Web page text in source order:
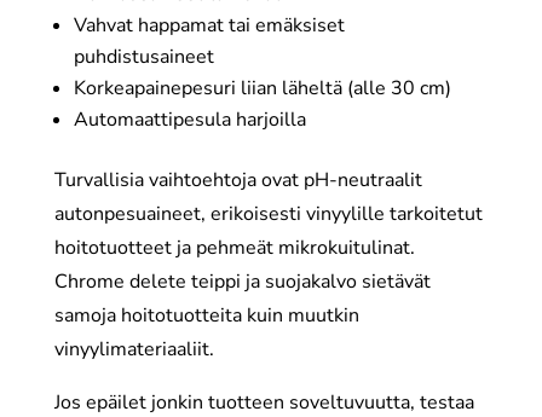
Vahvat happamat tai emäksiset
puhdistusaineet
Korkeapainepesuri liian läheltä (alle 30 cm)
Automaattipesula harjoilla
Turvallisia vaihtoehtoja ovat pH-neutraalit
autonpesuaineet, erikoisesti vinyylille tarkoitetut
hoitotuotteet ja pehmeät mikrokuitulinat.
Chrome delete teippi ja suojakalvo sietävät
samoja hoitotuotteita kuin muutkin
vinyylimateriaaliit.
Jos epäilet jonkin tuotteen soveltuvuutta, testaa